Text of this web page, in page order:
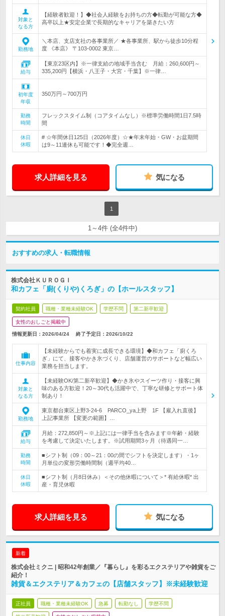
対象と
なる方
【経験者歓迎！】◆社会人経験をお持ちの方◆転勤が可能な方◆
高卒以上★安定企業で長期的なキャリアを築きたい方
勤務地
＼本店、支店支社の各事業所／ ★各事業所、駅から徒歩10分程
度 《本店》 〒103-0002 東京…
給与
【東京23区内】※一律支給の地域手当含む 月給：260,600円～
335,200円【横浜・八王子・大宮・千葉】※一律…
初年度
年収
350万円～700万円
勤務
時間
フレックスタイム制（コアタイムなし）※標準労働時間1日7.5時
間
休日
休暇
# ☆年間休日125日（2026年度）☆★年末年始・GW・お盆期間
は9～11連休も可能です！◆完全週…
求人詳細を見る 気になる
1
1～4件 (全4件中)
おすすめの求人・転職情報
株式会社ＫＵＲＯＧＩ
和カフェ「廚(くりや)くろぎ」の【ホールスタッフ】
契約社員 職種・業種未経験OK 学歴不問 第二新卒歓迎
女性のおしごと掲載中
情報更新日：2026/04/24 終了予定日： 2026/10/22
仕事内容
【未経験からでも着実に成長できる環境】◆和カフェ「廚くろ
ぎ」にて、接客やかき氷づくり、店舗運営のサポートなど幅広い
業務を担当します。
対象と
なる方
【未経験OK/第二新卒歓迎】◆かき氷やスイーツ作り・接客に興
味のある方歓迎！20～30代も活躍中で、丁寧な研修とサポート体
制あり！
勤務地
東京都台東区上野3-24-6 PARCO_ya上野 1F 【雇入れ直後】
上記事業所 【変更の範囲】…
給与
月給：272,850円～※上記には一律手当を含みます※年齢・経験
を考慮して決定いたします。※試用期間3ヶ月（待遇同一…
勤務
時間
■シフト制（09：00～21：00の間でシフトを決定します）・1ヶ
月単位の変形労働時間制（週平均40…
休日
休暇
■シフト制（月8日休み）＜その他休暇について＞* 有給休暇* 出
産・育児休暇
求人詳細を見る 気になる
新着
株式会社ミクニ | 昭和42年創業／『暮らし』を彩るエクステリアや雑貨をご
紹介！
雑貨＆エクステリア＆カフェの【店舗スタッフ】※未経験歓迎
正社員 職種・業種未経験OK 急募 転勤なし 学歴不問